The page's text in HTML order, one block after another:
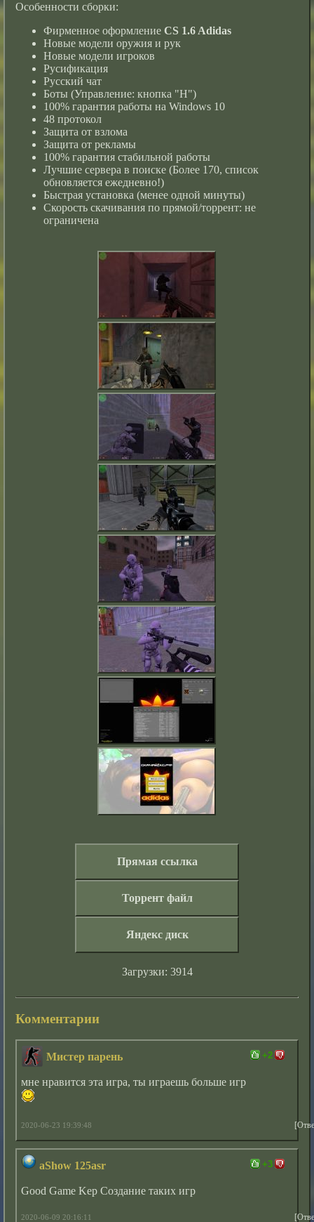
Особенности сборки:
Фирменное оформлениеCS 1.6 Adidas
Новые модели оружия и рук
Новые модели игроков
Русификация
Русский чат
Боты (Управление: кнопка "H")
100% гарантия работы на Windows 10
48 протокол
Защита от взлома
Защита от рекламы
100% гарантия стабильной работы
Лучшие сервера в поиске (Более 170, список
обновляется ежедневно!)
Быстрая установка (менее одной минуты)
Скорость скачивания по прямой/торрент: не
ограничена
Прямая ссылка
Торрент файл
Яндекс диск
Загрузки: 3914
Комментарии
Мистер парень
мне нравится эта игра, ты играешь больше игр
2020-06-23 19:39:48
+2
aShow 125asr
Good Game Kep Создание таких игр
2020-06-09 20:16:11
+3